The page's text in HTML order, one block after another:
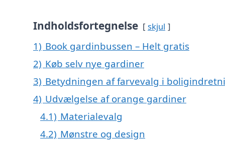
Indholdsfortegnelse skjul
1) Book gardinbussen – Helt gratis
2) Køb selv nye gardiner
3) Betydningen af farvevalg i
4) Udvælgelse af orange gardiner
4.1) Materialevalg
4.2) Mønstre og design